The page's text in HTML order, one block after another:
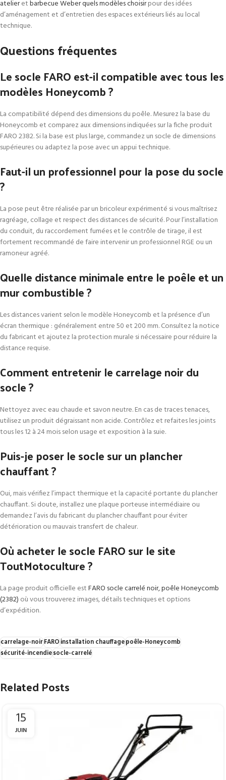
atelieretbarbecue Weber quels modèles choisirpour des idées
d’aménagement et d’entretien des espaces extérieurs liés au local
technique.
Questions fréquentes
Le socle FARO est-il compatible avec tous les
modèles Honeycomb ?
La compatibilité dépend des dimensions du poêle. Mesurez la base du
Honeycomb et comparez aux dimensions indiquées sur la fiche produit
FARO 2382. Si la base est plus large, commandez un socle de dimensions
supérieures ou adaptez la pose avec un appui technique.
Faut-il un professionnel pour la pose du socle
?
La pose peut être réalisée par un bricoleur expérimenté si vous maîtrisez
ragréage, collage et respect des distances de sécurité. Pour l’installation
du conduit, du raccordement fumées et le contrôle de tirage, il est
fortement recommandé de faire intervenir un professionnel RGE ou un
ramoneur agréé.
Quelle distance minimale entre le poêle et un
mur combustible ?
Les distances varient selon le modèle Honeycomb et la présence d’un
écran thermique : généralement entre 50 et 200 mm. Consultez la notice
du fabricant et ajoutez la protection murale si nécessaire pour réduire la
distance requise.
Comment entretenir le carrelage noir du
socle ?
Nettoyez avec eau chaude et savon neutre. En cas de traces tenaces,
utilisez un produit dégraissant non acide. Contrôlez et refaites les joints
tous les 12 à 24 mois selon usage et exposition à la suie.
Puis-je poser le socle sur un plancher
chauffant ?
Oui, mais vérifiez l’impact thermique et la capacité portante du plancher
chauffant. Si doute, installez une plaque porteuse intermédiaire ou
demandez l’avis du fabricant du plancher chauffant pour éviter
détérioration ou mauvais transfert de chaleur.
Où acheter le socle FARO sur le site
ToutMotoculture ?
La page produit officielle estFARO socle carrelé noir, poêle Honeycomb
(2382) où vous trouverez images, détails techniques et options
d’expédition.
carrelage-noirFAROinstallation chauffagepoêle-Honeycomb
sécurité-incendiesocle-carrelé
Related Posts
15
JUIN